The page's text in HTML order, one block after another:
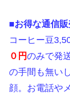
■お得な通信
コーヒー豆
０円のみで発
の手間も無い
顔。お電話や